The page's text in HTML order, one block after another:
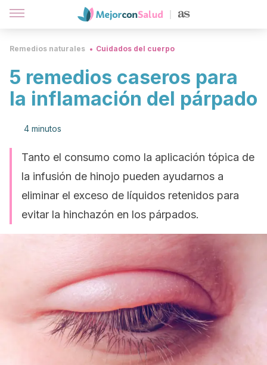
Remedios naturales Cuidados del cuerpo
5 remedios caseros para
la inflamación del párpado
4 minutos
Tanto el consumo como la aplicación tópica de
la infusión de hinojo pueden ayudarnos a
eliminar el exceso de líquidos retenidos para
evitar la hinchazón en los párpados.